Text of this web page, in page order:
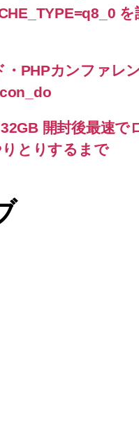
PHPカンファレ
開封後最速で
とりするまで